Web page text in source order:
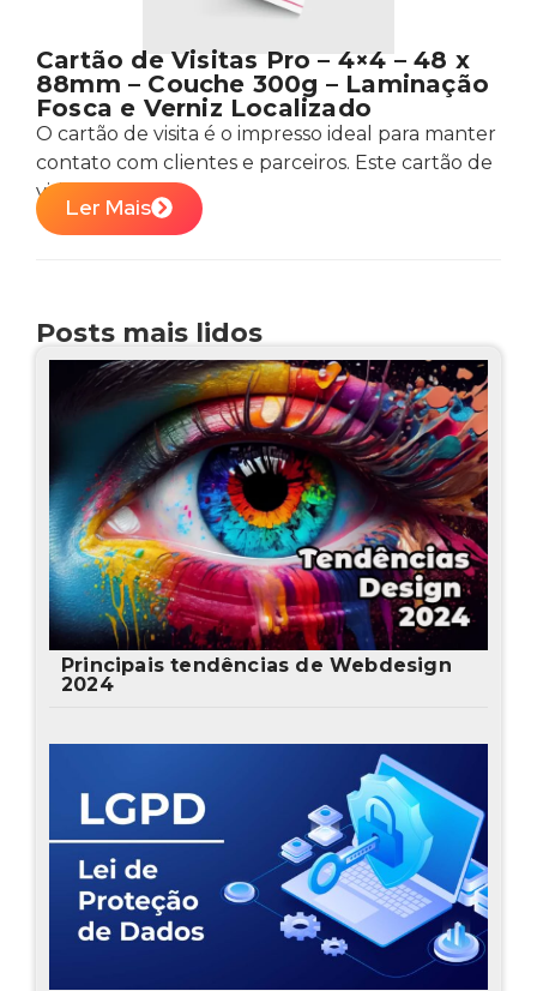
Cartão de Visitas Pro – 4×4 – 48 x
88mm – Couche 300g – Laminação
Fosca e Verniz Localizado
O cartão de visita é o impresso ideal para manter
contato com clientes e parceiros. Este cartão de
visita por...
Ler Mais
Posts mais lidos
Principais tendências de Webdesign
2024